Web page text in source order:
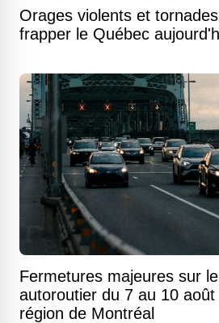
Orages violents et
frapper le Québec
Fermetures majeures sur
autoroutier du 7 au 10
région de Montréal